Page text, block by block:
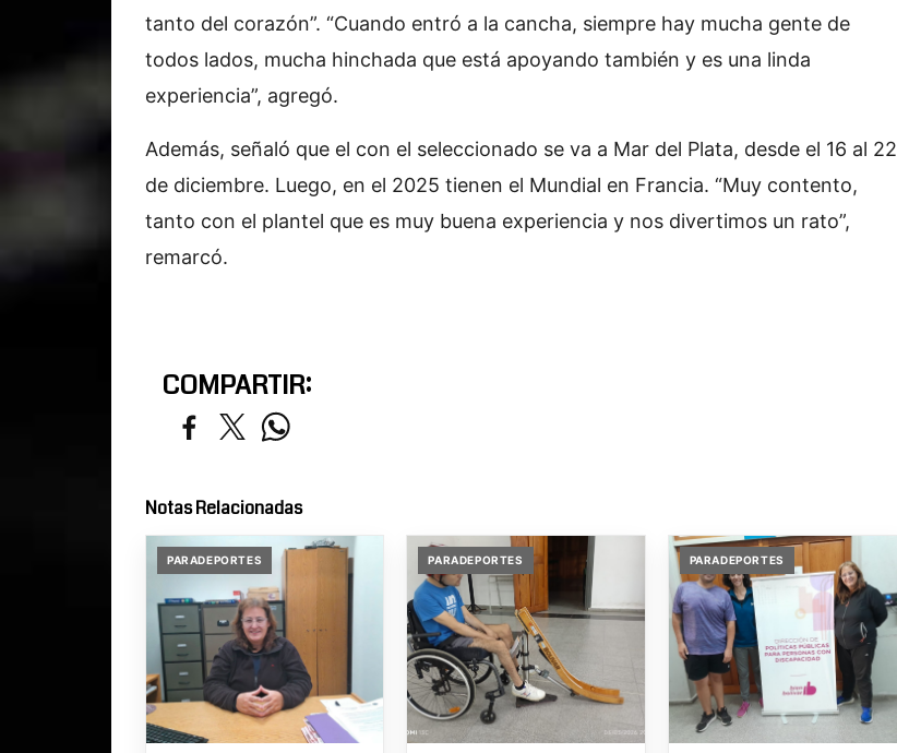
tanto del corazón”. “Cuando entró a la cancha, siempre hay mucha gente de
todos lados, mucha hinchada que está apoyando también y es una linda
experiencia”, agregó.
Además, señaló que el con el seleccionado se va a Mar del Plata, desde el 16 al 22
de diciembre. Luego, en el 2025 tienen el Mundial en Francia. “Muy contento,
tanto con el plantel que es muy buena experiencia y nos divertimos un rato”,
remarcó.
COMPARTIR:
Notas Relacionadas
PARADEPORTES PARADEPORTES PARADEPORTES